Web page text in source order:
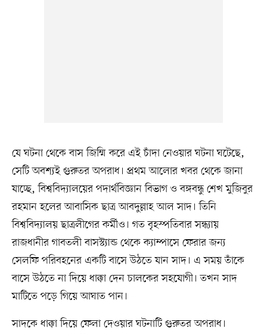
যে ঘটনা থেকে বাস জিম্মি করে এই চাঁদা নেওয়ার ঘটনা ঘটেছে,
সেটি অবশ্যই গুরুতর অপরাধ। প্রথম আলোর খবর থেকে জানা
যাচ্ছে, বিশ্ববিদ্যালয়ের পদার্থবিজ্ঞান বিভাগ ও বঙ্গবন্ধু শেখ মুজিবুর
রহমান হলের আবাসিক ছাত্র আবদুল্লাহ আল সাদ। তিনি
বিশ্ববিদ্যালয় ছাত্রলীগের কর্মীও। গত বৃহস্পতিবার সন্ধ্যায়
রাজধানীর গাবতলী বাসস্ট্যান্ড থেকে ক্যাম্পাসে ফেরার জন্য
সেলফি পরিবহনের একটি বাসে উঠতে যান সাদ। এ সময় তাঁকে
বাসে উঠতে না দিয়ে ধাক্কা দেন চালকের সহযোগী। তখন সাদ
মাটিতে পড়ে গিয়ে আঘাত পান।
সাদকে ধাক্কা দিয়ে ফেলা দেওয়ার ঘটনাটি গুরুতর অপরাধ।